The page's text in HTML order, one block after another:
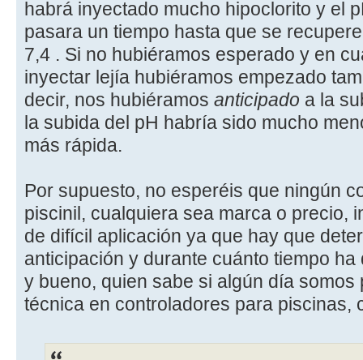
habrá inyectado mucho hipoclorito y el
pasara un tiempo hasta que se
7,4 . Si no hubiéramos esperado y en
inyectar lejía hubiéramos empezado
decir, nos hubiéramos anticipado a la
la subida del pH habría sido mucho
más rápida.
Por supuesto, no esperéis que ningún
piscinil, cualquiera sea marca o precio,
de difícil aplicación ya que hay que
anticipación y durante cuánto tiempo
y bueno, quien sabe si algún día
técnica en controladores para piscinas,